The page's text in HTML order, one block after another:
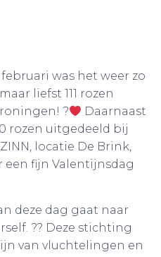
was het weer zo
liefst 111 rozen
?
Daarnaast
rozen uitgedeeld bij
locatie De Brink,
een fijn Valentijnsdag
deze dag gaat naar
?? Deze stichting
van vluchtelingen en